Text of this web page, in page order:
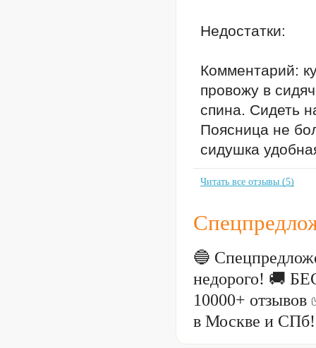
Недостатки:
Комментарий:
провожу в
спина. Сидеть
Поясница не
сидушка
Читать все отзывы (5)
🔵
недорого! 🚚
10000+ отзывов
в Москве и СПб!